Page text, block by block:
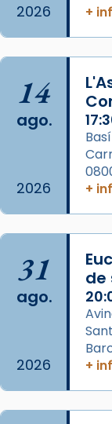
comitè
Josep
concelebrat
Mons. David
📸 Dr. G.
Foto
2 weeks
Memòria de
partir de
2026
+
14
ago.
2026
+
31
ago.
2026
de
+